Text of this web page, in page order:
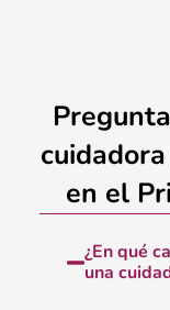
en el
¿En qué
una